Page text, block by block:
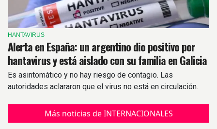
HANTAVIRUS
Alerta en España: un argentino dio positivo por
hantavirus y está aislado con su familia en Galicia
Es asintomático y no hay riesgo de contagio. Las
autoridades aclararon que el virus no está en circulación.
Más noticias de INTERNACIONALES